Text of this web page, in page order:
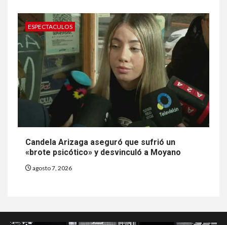
ESPECTACULOS
Candela Arizaga aseguró que sufrió un
«brote psicótico» y desvinculó a Moyano
agosto 7, 2026